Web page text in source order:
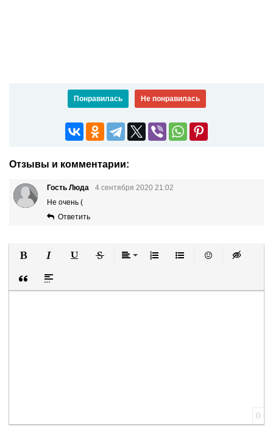
Понравилась Не понравилась
Отзывы и комментарии:
Гость Люда
4 сентября 2020 21:02
Не очень (
Ответить
Вставка цитаты
Вставка спойлера
0